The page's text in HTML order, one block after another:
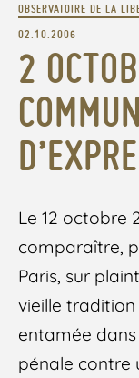
OBSERVATOIRE DE LA
02.10.2006
2
Le 12 octobre
comparaître,
Paris, sur
vieille tradition
entamée
pénale contre